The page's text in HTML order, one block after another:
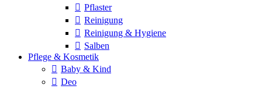
Pflaster
Reinigung
Reinigung & Hygiene
Salben
Pflege & Kosmetik
Baby & Kind
Deo